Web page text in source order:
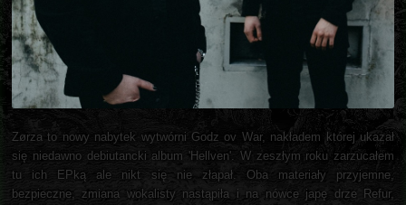
Zørza to nowy nabytek wytwórni Godz ov War, nakładem której ukazał
się niedawno debiutancki album 'Hellven'. W zeszłym roku zarzucałem
tu ich EPką ale nikt się nie złapał. Oba materiały przyjemne,
bezpieczne, zmiana wokalisty nastąpiła i na nówce japę drze Refur,